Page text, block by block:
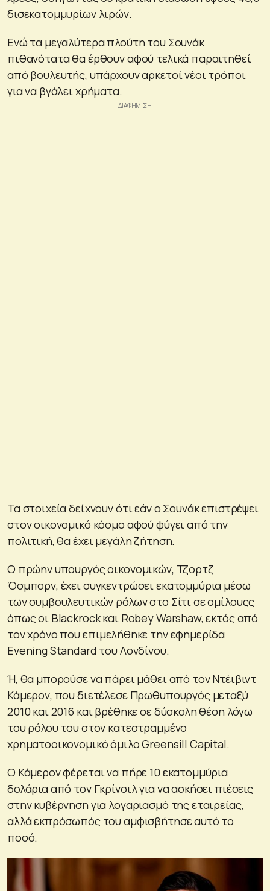
δισεκατομμυρίων λιρών.
Ενώ τα μεγαλύτερα πλούτη του Σουνάκ
πιθανότατα θα έρθουν αφού τελικά παραιτηθεί
από βουλευτής, υπάρχουν αρκετοί νέοι τρόποι
για να βγάλει χρήματα.
Τα στοιχεία δείχνουν ότι εάν ο Σουνάκ επιστρέψει
στον οικονομικό κόσμο αφού φύγει από την
πολιτική, θα έχει μεγάλη ζήτηση.
Ο πρώην υπουργός οικονομικών, Τζορτζ
Όσμπορν, έχει συγκεντρώσει εκατομμύρια μέσω
των συμβουλευτικών ρόλων στο Σίτι σε ομίλουςς
όπως οι Blackrock και Robey Warshaw, εκτός από
τον χρόνο που επιμελήθηκε την εφημερίδα
Evening Standard του Λονδίνου.
Ή, θα μπορούσε να πάρει μάθει από τον Ντέιβιντ
Κάμερον, που διετέλεσε Πρωθυπουργός μεταξύ
2010 και 2016 και βρέθηκε σε δύσκολη θέση λόγω
του ρόλου του στον κατεστραμμένο
χρηματοοικονομικό όμιλο Greensill Capital.
Ο Κάμερον φέρεται να πήρε 10 εκατομμύρια
δολάρια από τον Γκρίνσιλ για να ασκήσει πιέσεις
στην κυβέρνηση για λογαριασμό της εταιρείας,
αλλά εκπρόσωπός του αμφισβήτησε αυτό το
ποσό.